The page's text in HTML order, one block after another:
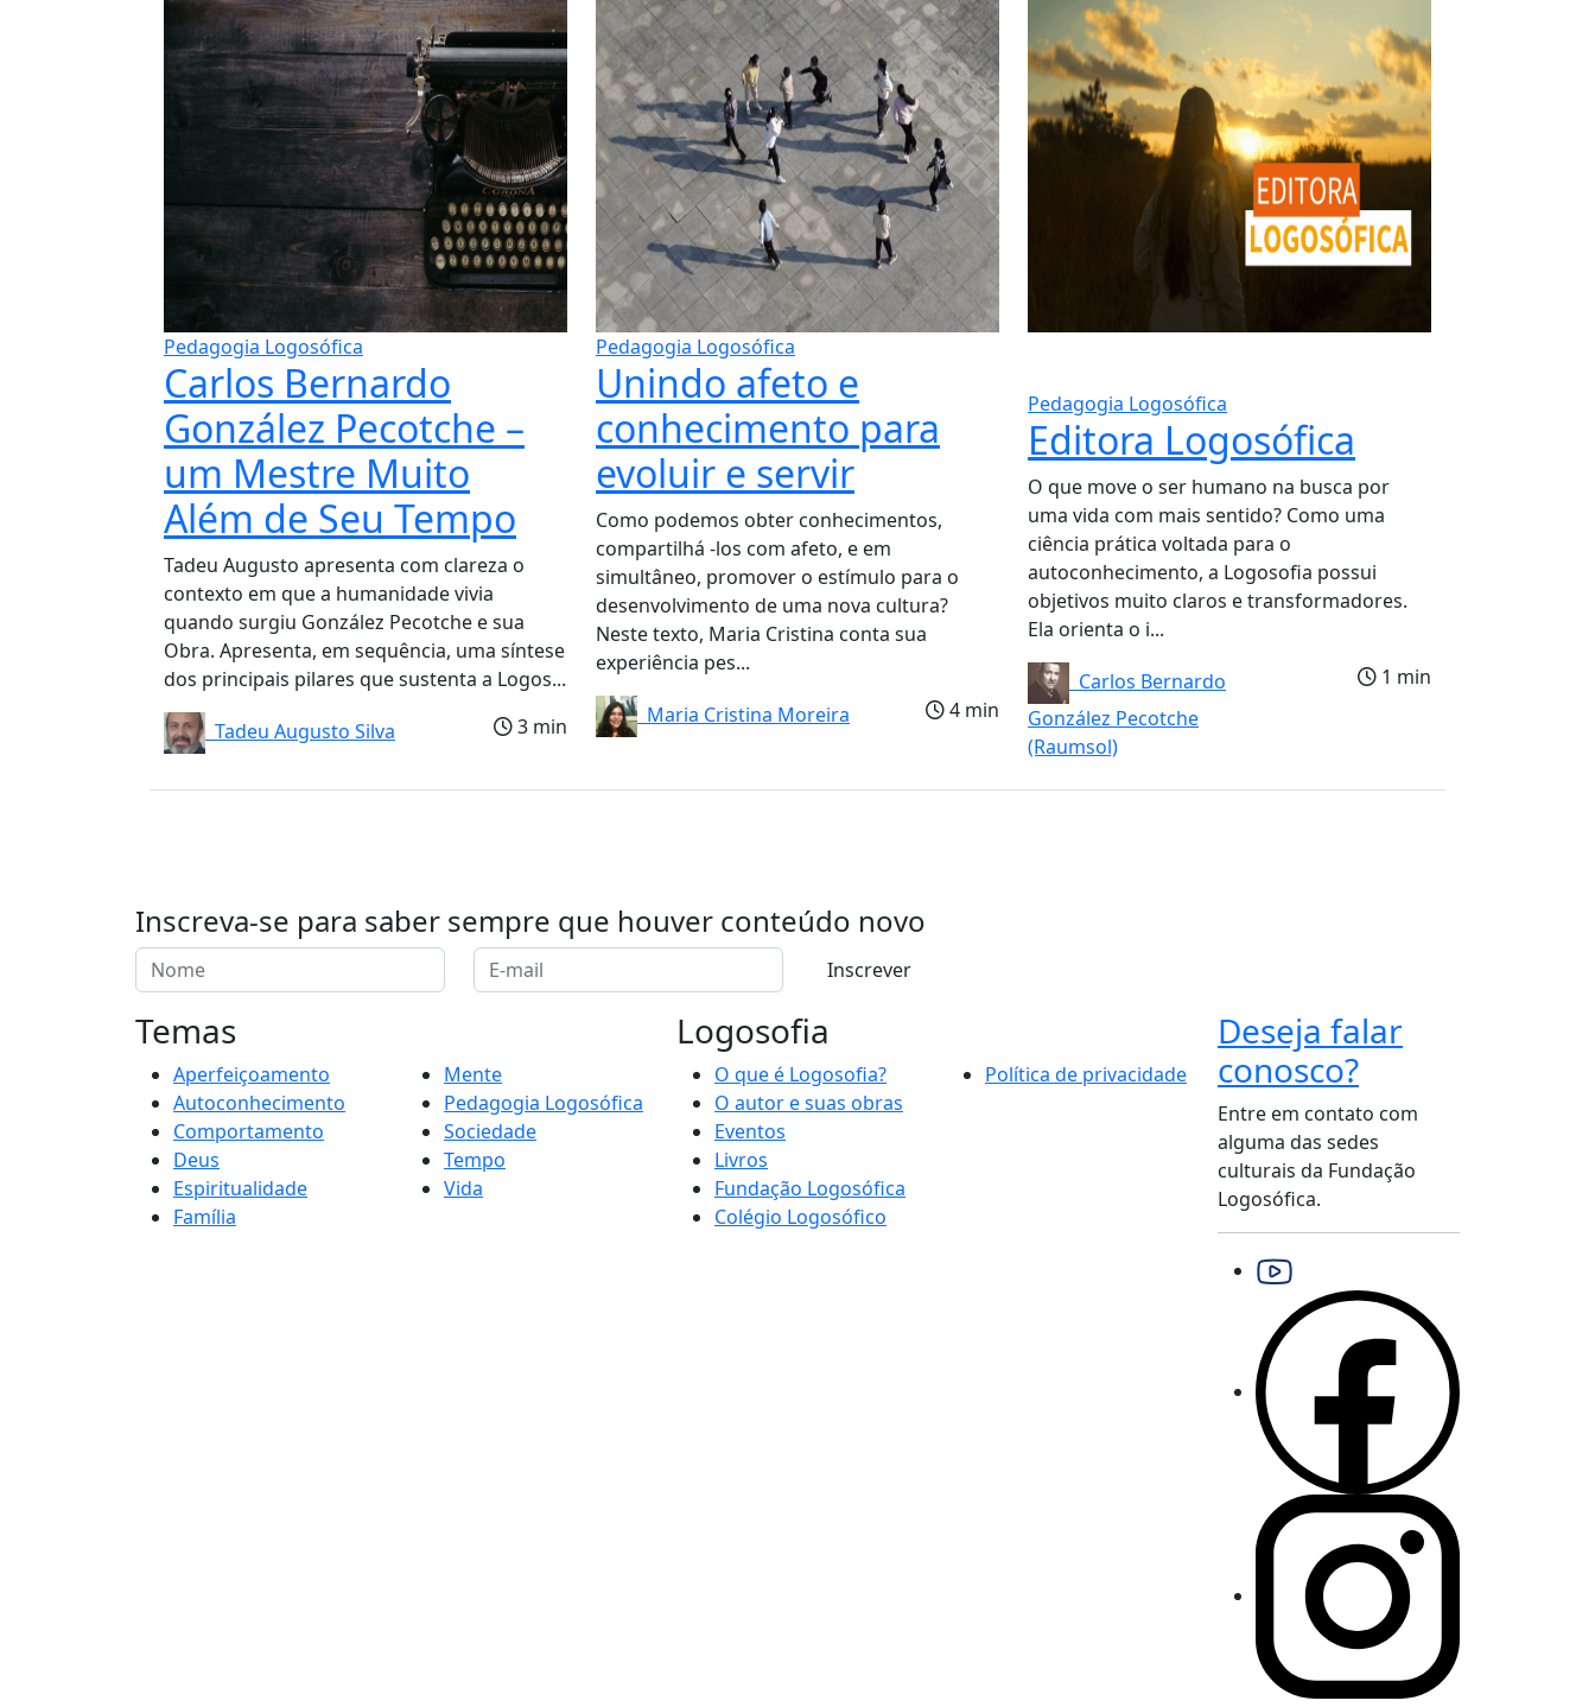
Pedagogia Logosófica
Carlos Bernardo
González Pecotche –
um Mestre Muito
Além de Seu Tempo
Tadeu Augusto apresenta com clareza o
contexto em que a humanidade vivia
quando surgiu González Pecotche e sua
Obra. Apresenta, em sequência, uma síntese
dos principais pilares que sustenta a Logos...
Tadeu Augusto Silva
3 min
Pedagogia Logosófica
Unindo afeto e
conhecimento para
evoluir e servir
Como podemos obter conhecimentos,
compartilhá -los com afeto, e em
simultâneo, promover o estímulo para o
desenvolvimento de uma nova cultura?
Neste texto, Maria Cristina conta sua
experiência pes...
Maria Cristina Moreira
4 min
Pedagogia Logosófica
Editora Logosófica
O que move o ser humano na busca por
uma vida com mais sentido? Como uma
ciência prática voltada para o
autoconhecimento, a Logosofia possui
objetivos muito claros e transformadores.
Ela orienta o i...
Carlos Bernardo
González Pecotche
(Raumsol)
1 min
Inscreva-se para saber sempre que houver conteúdo novo
Inscrever
Temas
Aperfeiçoamento
Autoconhecimento
Comportamento
Deus
Espiritualidade
Família
Mente
Pedagogia Logosófica
Sociedade
Tempo
Vida
Logosofia
O que é Logosofia?
O autor e suas obras
Eventos
Livros
Fundação Logosófica
Colégio Logosófico
Política de privacidade
Deseja falar
conosco?
Entre em contato com
alguma das sedes
culturais da Fundação
Logosófica.